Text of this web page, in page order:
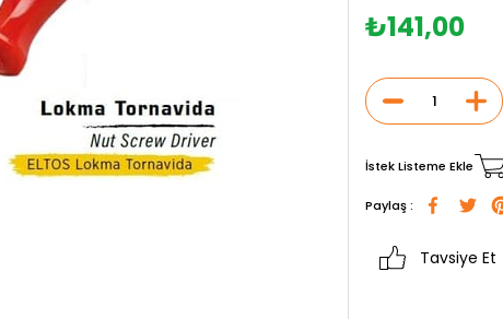
₺141,00
İstek Listeme Ekle
Paylaş :
Tavsiye Et